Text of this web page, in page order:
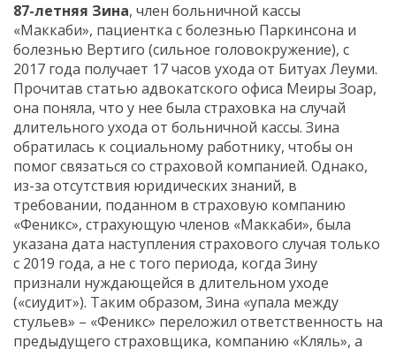
87-летняя Зина, член больничной кассы
«Маккаби», пациентка с болезнью Паркинсона и
болезнью Вертиго (сильное головокружение), с
2017 года получает 17 часов ухода от Битуах Леуми.
Прочитав статью адвокатского офиса Меиры Зоар,
она поняла, что у нее была страховка на случай
длительного ухода от больничной кассы. Зина
обратилась к социальному работнику, чтобы он
помог связаться со страховой компанией. Однако,
из-за отсутствия юридических знаний, в
требовании, поданном в страховую компанию
«Феникс», страхующую членов «Маккаби», была
указана дата наступления страхового случая только
с 2019 года, а не с того периода, когда Зину
признали нуждающейся в длительном уходе
(«сиудит»). Таким образом, Зина «упала между
стульев» – «Феникс» переложил ответственность на
предыдущего страховщика, компанию «Кляль», а